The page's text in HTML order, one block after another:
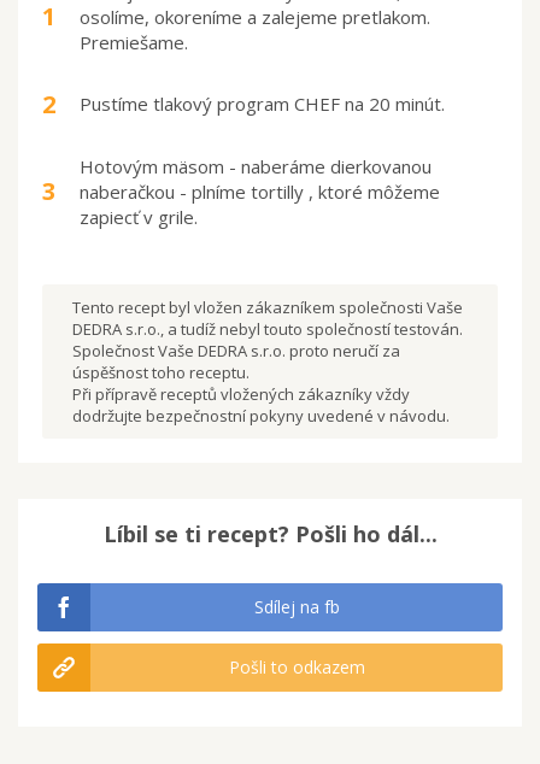
1
osolíme, okoreníme a zalejeme pretlakom.
Premiešame.
2 Pustíme tlakový program CHEF na 20 minút.
3
Hotovým mäsom - naberáme dierkovanou
naberačkou - plníme tortilly , ktoré môžeme
zapiecť v grile.
Tento recept byl vložen zákazníkem společnosti Vaše
DEDRA s.r.o., a tudíž nebyl touto společností testován.
Společnost Vaše DEDRA s.r.o. proto neručí za
úspěšnost toho receptu.
Při přípravě receptů vložených zákazníky vždy
dodržujte bezpečnostní pokyny uvedené v návodu.
Líbil se ti recept? Pošli ho dál...
Sdílej na fb
Pošli to odkazem